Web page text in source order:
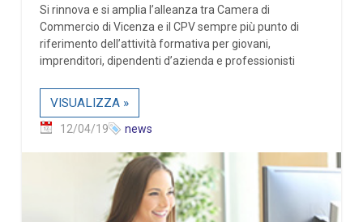
Si rinnova e si amplia l’alleanza tra Camera di
Commercio di Vicenza e il CPV sempre più punto di
riferimento dell’attività formativa per giovani,
imprenditori, dipendenti d’azienda e professionisti
VISUALIZZA »
12/04/19 news